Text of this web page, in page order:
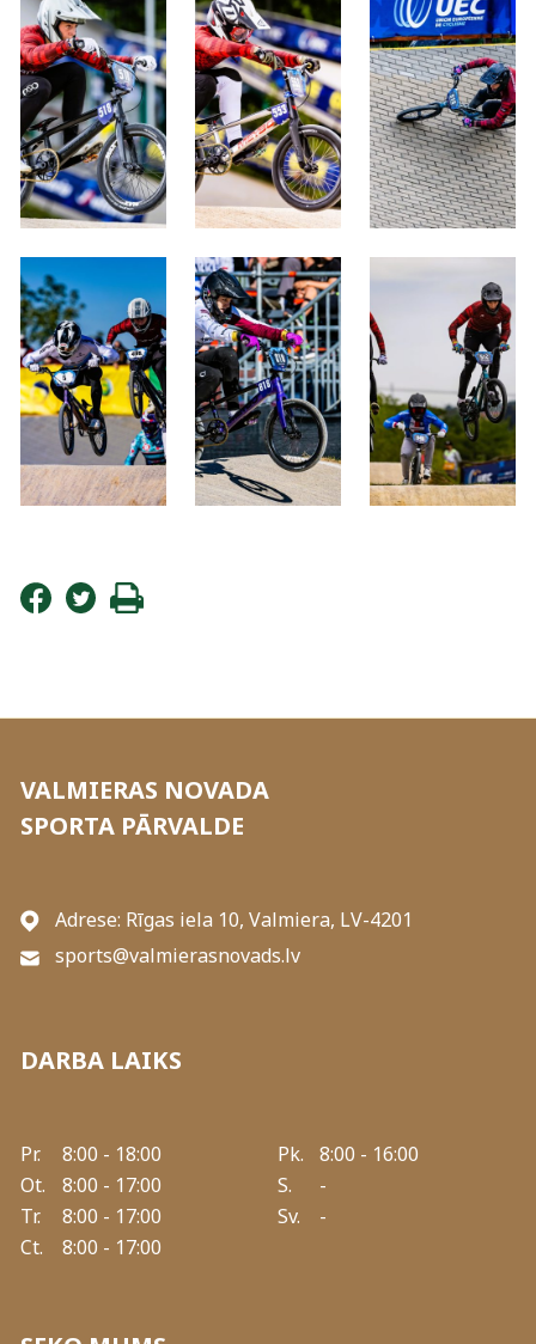
VALMIERAS NOVADA
SPORTA PĀRVALDE
Adrese: Rīgas iela 10, Valmiera, LV-4201
sports@valmierasnovads.lv
DARBA LAIKS
Pr.
8:00 - 18:00
Ot.
8:00 - 17:00
Tr.
8:00 - 17:00
Ct.
8:00 - 17:00
Pk.
8:00 - 16:00
S.
-
Sv.
-